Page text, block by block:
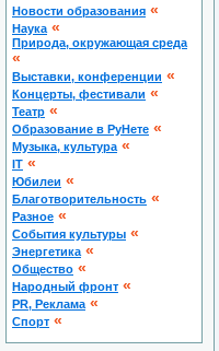
Новости образования «
Наука «
Природа, окружающая среда
«
Выставки, конференции «
Концерты, фестивали «
Театр «
Образование в РуНете «
Музыка, культура «
IT «
Юбилеи «
Благотворительность «
Разное «
Cобытия культуры «
Энергетика «
Общество «
Народный фронт «
PR, Реклама «
Спорт «